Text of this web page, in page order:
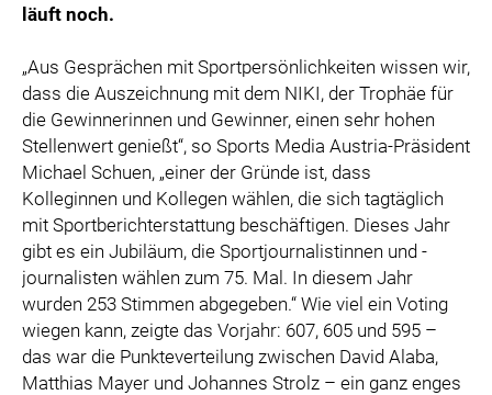
läuft noch.
„Aus Gesprächen mit Sportpersönlichkeiten wissen wir,
dass die Auszeichnung mit dem NIKI, der Trophäe für
die Gewinnerinnen und Gewinner, einen sehr hohen
Stellenwert genießt“, so Sports Media Austria-Präsident
Michael Schuen, „einer der Gründe ist, dass
Kolleginnen und Kollegen wählen, die sich tagtäglich
mit Sportberichterstattung beschäftigen. Dieses Jahr
gibt es ein Jubiläum, die Sportjournalistinnen und -
journalisten wählen zum 75. Mal. In diesem Jahr
wurden 253 Stimmen abgegeben.“ Wie viel ein Voting
wiegen kann, zeigte das Vorjahr: 607, 605 und 595 –
das war die Punkteverteilung zwischen David Alaba,
Matthias Mayer und Johannes Strolz – ein ganz enges